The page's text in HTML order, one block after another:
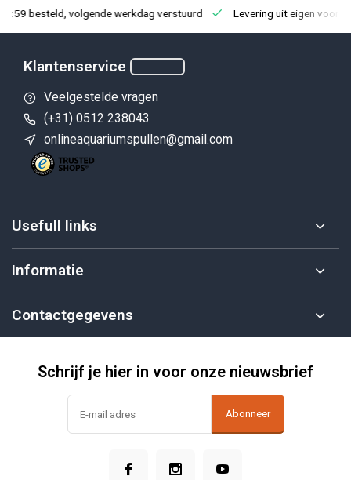
besteld, volgende werkdag verstuurd Levering uit eigen
Klantenservice
Veelgestelde vragen
(+31) 0512 238043
onlineaquariumspullen@gmail.com
Usefull links
Informatie
Contactgegevens
Schrijf je hier in voor onze nieuwsbrief
Abonneer